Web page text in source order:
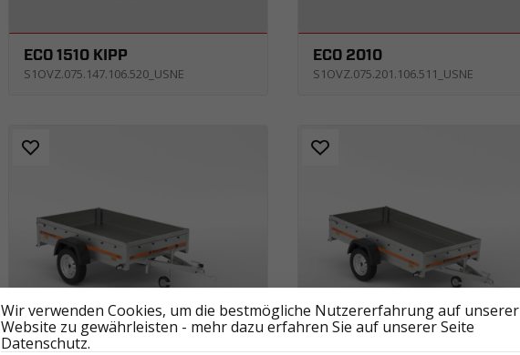
ECO 1510 KIPP
S1OVZ.075.147.106.520_USNE
ECO 2010
S1OVZ.075.201.106.511_USNE
Wir verwenden Cookies, um die bestmögliche Nutzererfahrung auf unserer
Website zu gewährleisten - mehr dazu erfahren Sie auf unserer Seite
Datenschutz.